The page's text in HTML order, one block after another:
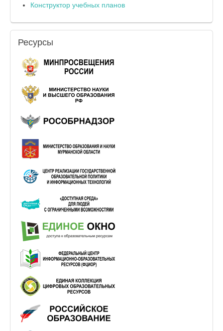
Конструктор учебных планов
Ресурсы